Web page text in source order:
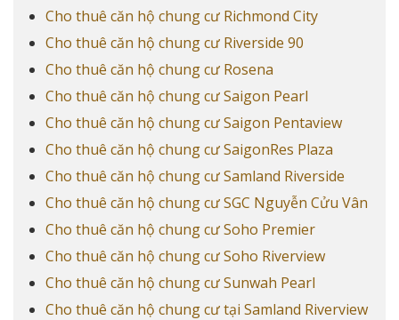
Cho thuê căn hộ chung cư Richmond City
Cho thuê căn hộ chung cư Riverside 90
Cho thuê căn hộ chung cư Rosena
Cho thuê căn hộ chung cư Saigon Pearl
Cho thuê căn hộ chung cư Saigon Pentaview
Cho thuê căn hộ chung cư SaigonRes Plaza
Cho thuê căn hộ chung cư Samland Riverside
Cho thuê căn hộ chung cư SGC Nguyễn Cửu Vân
Cho thuê căn hộ chung cư Soho Premier
Cho thuê căn hộ chung cư Soho Riverview
Cho thuê căn hộ chung cư Sunwah Pearl
Cho thuê căn hộ chung cư tại Samland Riverview